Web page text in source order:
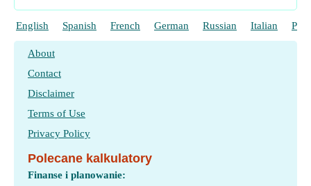
English Spanish French German Russian Italian
About
Contact
Disclaimer
Terms of Use
Privacy Policy
Polecane kalkulatory
Finanse i planowanie: